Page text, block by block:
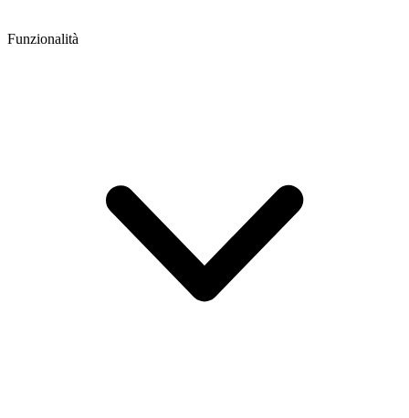
Funzionalità